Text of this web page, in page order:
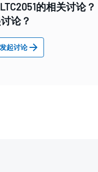
的相关讨论？
论？
起讨论